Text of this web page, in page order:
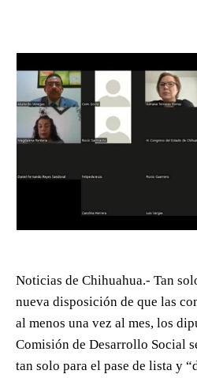
Noticias de Chihuahua.- Tan
nueva disposición de que las
al menos una vez al mes, los
Comisión de Desarrollo Social
tan solo para el pase de lista y